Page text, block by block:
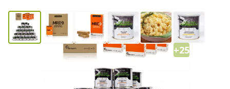
+25
Fuel Your Preparation 3 maanden
noodrantsoen